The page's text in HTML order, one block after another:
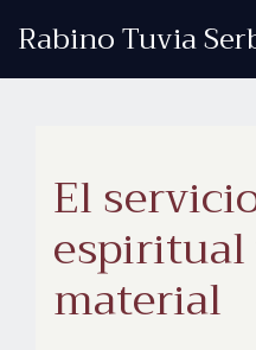
Rabino Tuvia
El
espiritual
material